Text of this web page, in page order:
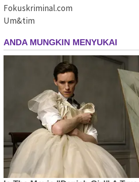
Fokuskriminal.com
Um&tim